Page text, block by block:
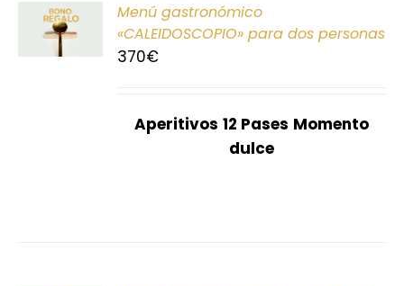
Menú gastronómico
«CALEIDOSCOPIO» para dos personas
370€
Aperitivos 12 Pases Momento
dulce